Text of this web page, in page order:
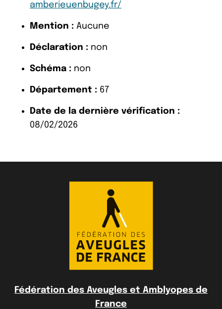
amberieuenbugey.fr/
Mention : Aucune
Déclaration : non
Schéma : non
Département : 67
Date de la dernière vérification :
08/02/2026
Fédération des Aveugles et Amblyopes de
France